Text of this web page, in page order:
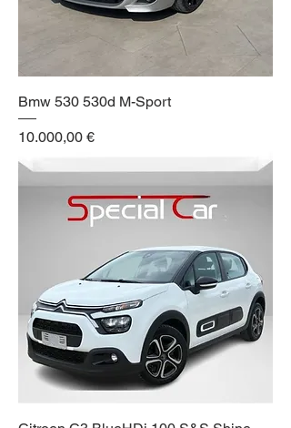
Bmw 530 530d M-Sport
Prezzo
10.000,00 €